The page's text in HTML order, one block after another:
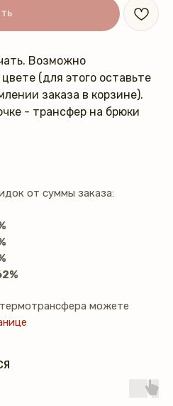
Возможно
(для этого оставьте
заказа в корзине).
- трансфер на брюки
от суммы заказа:
можете